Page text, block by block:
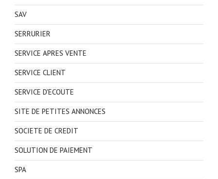
SAV
SERRURIER
SERVICE APRES VENTE
SERVICE CLIENT
SERVICE D'ECOUTE
SITE DE PETITES ANNONCES
SOCIETE DE CREDIT
SOLUTION DE PAIEMENT
SPA